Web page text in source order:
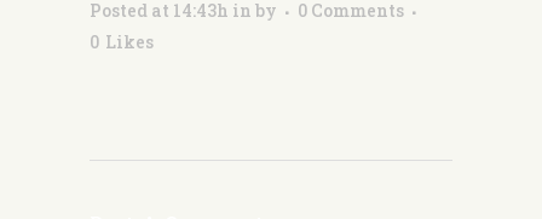
Posted at 14:43h in by
0 Comments
0 Likes